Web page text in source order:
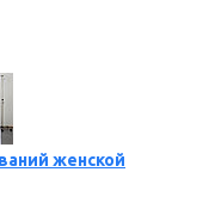
женской